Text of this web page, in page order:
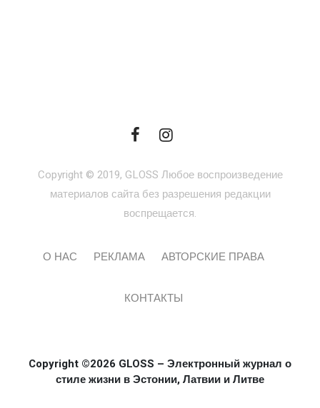
Copyright © 2019, GLOSS Любое воспроизведение
материалов сайта без разрешения редакции
воспрещается.
О НАС РЕКЛАМА АВТОРСКИЕ ПРАВА
КОНТАКТЫ
Copyright ©2026 GLOSS – Электронный журнал о
стиле жизни в Эстонии, Латвии и Литве